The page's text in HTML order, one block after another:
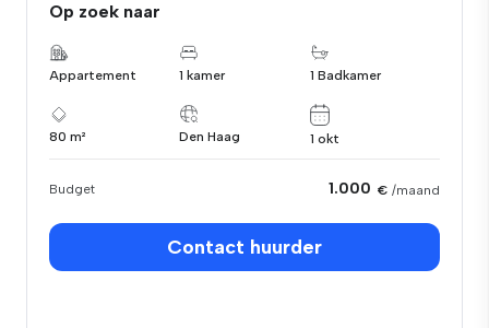
Op zoek naar
Appartement 1 kamer 1 Badkamer
80 m² Den Haag 1 okt
Budget 1.000 € /maand
Contact huurder